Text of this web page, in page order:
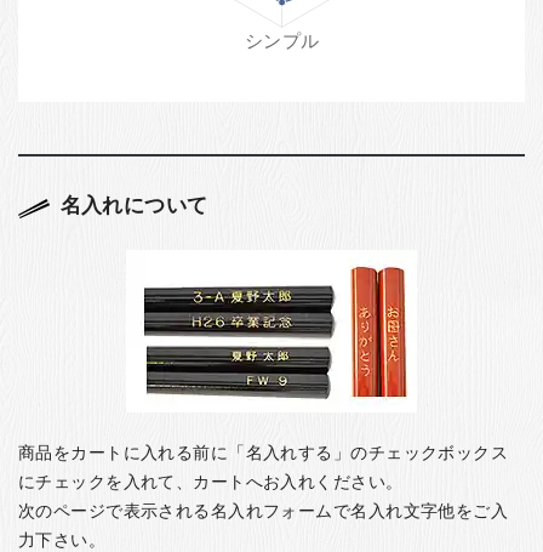
名入れについて
商品をカートに入れる前に「名入れする」のチェックボックス
にチェックを入れて、カートへお入れください。
次のページで表示される名入れフォームで名入れ文字他をご入
力下さい。